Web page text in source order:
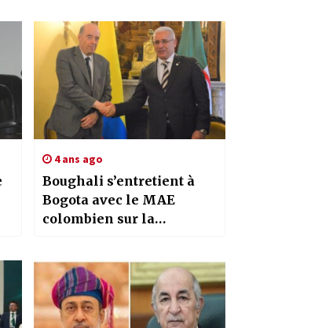
4 ans ago
Boughali s’entretient à
Bogota avec le MAE
colombien sur la